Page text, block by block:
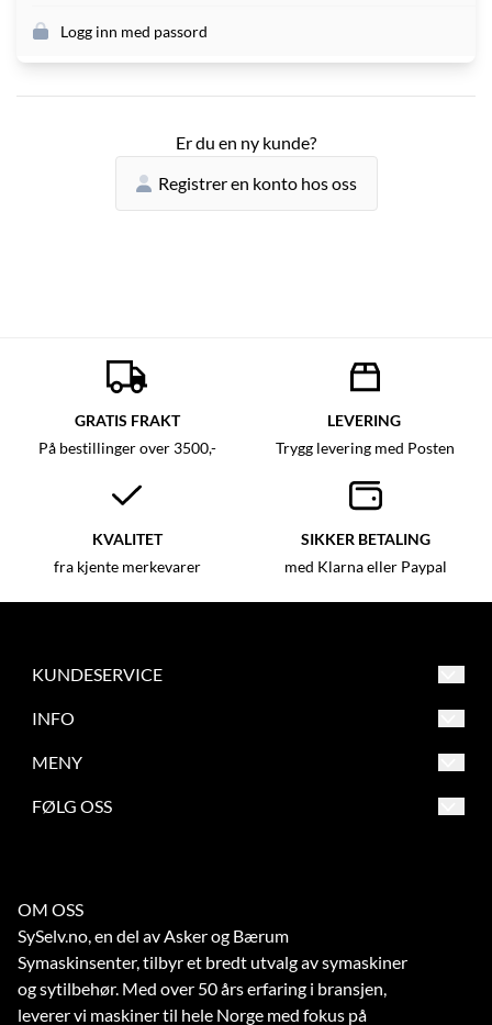
Logg inn med passord
Er du en ny kunde?
Registrer en konto hos oss
GRATIS FRAKT
På bestillinger over 3500,-
LEVERING
Trygg levering med Posten
KVALITET
fra kjente merkevarer
SIKKER BETALING
med Klarna eller Paypal
KUNDESERVICE
noreply@symaskinsenter.no
INFO
Kontakt oss
MENY
Verksted
Kontakt oss
FØLG OSS
OM OSS
SySelv.no, en del av Asker og Bærum
Symaskinsenter, tilbyr et bredt utvalg av symaskiner
og sytilbehør. Med over 50 års erfaring i bransjen,
leverer vi maskiner til hele Norge med fokus på